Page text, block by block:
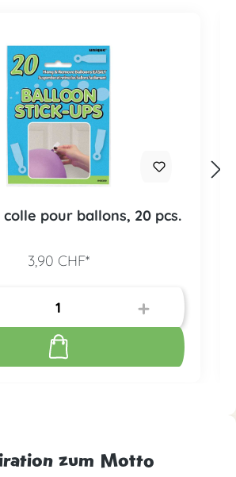
colle pour ballons, 20 pcs.
3,90 CHF*
zum Motto